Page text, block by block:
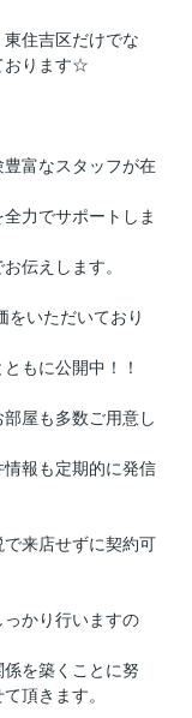
東住吉区だけでな
おります☆
富なスタッフが在
力でサポートしま
伝えします。
いただいており
もに公開中！！
屋も多数ご用意し
情報も定期的に発信
来店せずに契約可
かり行いますの
を築くことに努
頂きます。